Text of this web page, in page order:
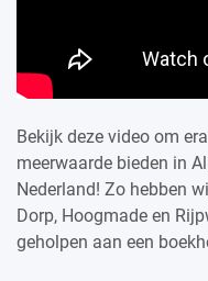
Bekijk deze video om
meerwaarde bieden in
Nederland! Zo hebben
Dorp, Hoogmade en
geholpen aan een